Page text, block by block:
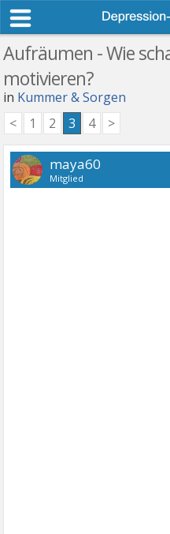
Aufräumen - Wie
motivieren?
in Kummer & Sorgen
< 1 2 3 4 >
maya60
Mitglied